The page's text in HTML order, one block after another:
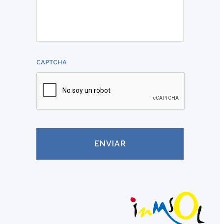
CAPTCHA